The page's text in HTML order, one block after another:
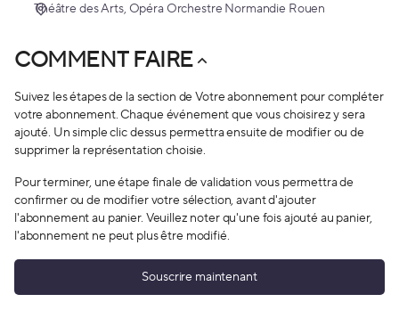
Théâtre des Arts Opéra Orchestre Normandie Rouen
COMMENT FAIRE
Suivez les étapes de la section de Votre abonnement pour compléter
votre abonnement. Chaque événement que vous choisirez y sera
ajouté. Un simple clic dessus permettra ensuite de modifier ou de
supprimer la représentation choisie.
Pour terminer, une étape finale de validation vous permettra de
confirmer ou de modifier votre sélection, avant d'ajouter
l'abonnement au panier. Veuillez noter qu'une fois ajouté au panier,
l'abonnement ne peut plus être modifié.
Souscrire maintenant